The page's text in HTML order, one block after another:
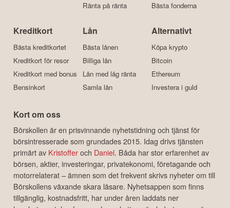
Ränta på ränta
Bästa fonderna
Kreditkort
Bästa kreditkortet
Kreditkort för resor
Kreditkort med bonus
Bensinkort
Lån
Bästa lånen
Billiga lån
Lån med låg ränta
Samla lån
Alternativt
Köpa krypto
Bitcoin
Ethereum
Investera i guld
Kort om oss
Börskollen är en prisvinnande nyhetstidning och tjänst för
börsintresserade som grundades 2015. Idag drivs tjänsten
primärt av Kristofferoch Daniel. Båda har stor erfarenhet av
börsen, aktier, investeringar, privatekonomi, företagande och
motorrelaterat – ämnen som det frekvent skrivs nyheter om till
Börskollens växande skara läsare. Nyhetsappen som finns
tillgänglig, kostnadsfritt, har under åren laddats ner